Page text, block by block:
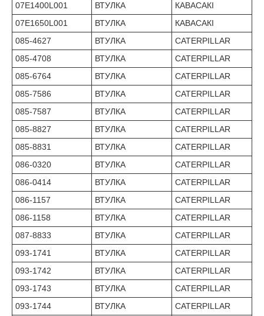
07E1400L001
ВТУЛКА
КАВАСАКІ
07E1650L001
ВТУЛКА
КАВАСАКІ
085-4627
ВТУЛКА
CATERPILLAR
085-4708
ВТУЛКА
CATERPILLAR
085-6764
ВТУЛКА
CATERPILLAR
085-7586
ВТУЛКА
CATERPILLAR
085-7587
ВТУЛКА
CATERPILLAR
085-8827
ВТУЛКА
CATERPILLAR
085-8831
ВТУЛКА
CATERPILLAR
086-0320
ВТУЛКА
CATERPILLAR
086-0414
ВТУЛКА
CATERPILLAR
086-1157
ВТУЛКА
CATERPILLAR
086-1158
ВТУЛКА
CATERPILLAR
087-8833
ВТУЛКА
CATERPILLAR
093-1741
ВТУЛКА
CATERPILLAR
093-1742
ВТУЛКА
CATERPILLAR
093-1743
ВТУЛКА
CATERPILLAR
093-1744
ВТУЛКА
CATERPILLAR